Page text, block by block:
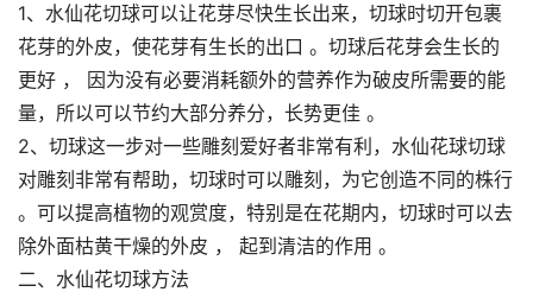
1、水仙花切球可以让花芽尽快生长出来，切球时切开包裹
花芽的外皮，使花芽有生长的出口 。切球后花芽会生长的
更好 ， 因为没有必要消耗额外的营养作为破皮所需要的能
量，所以可以节约大部分养分，长势更佳 。
2、切球这一步对一些雕刻爱好者非常有利，水仙花球切球
对雕刻非常有帮助，切球时可以雕刻，为它创造不同的株行
。可以提高植物的观赏度，特别是在花期内，切球时可以去
除外面枯黄干燥的外皮 ， 起到清洁的作用 。
二、水仙花切球方法